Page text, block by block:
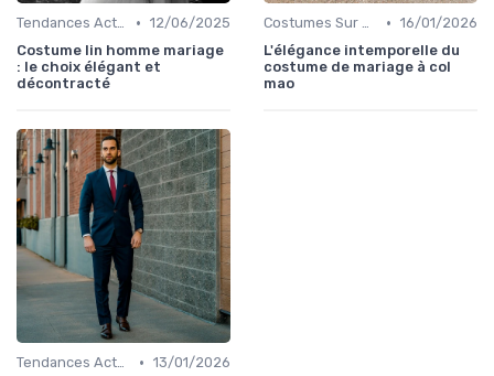
Tendances Actuelles • 12/06/2025
Costume lin homme mariage
: le choix élégant et
décontracté
Costumes Sur Mesure • 16/01/2026
L'élégance intemporelle du
costume de mariage à col
mao
Tendances Actuelles • 13/01/2026